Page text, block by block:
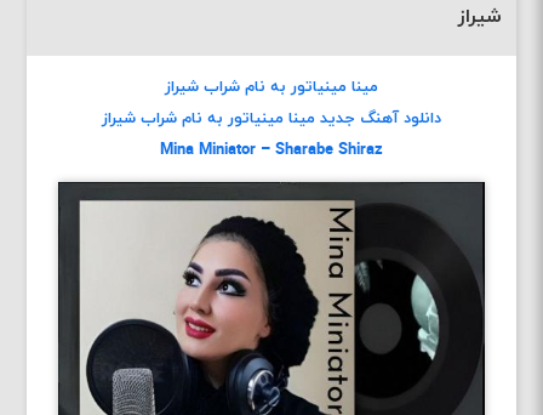
شیراز
مینا مینیاتور به نام شراب شیراز
دانلود آهنگ جديد مینا مینیاتور به نام شراب شیراز
Mina Miniator – Sharabe Shiraz